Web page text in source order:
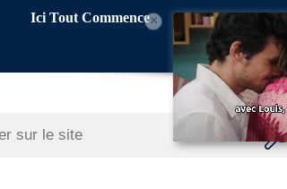
Ici Tout Commence×